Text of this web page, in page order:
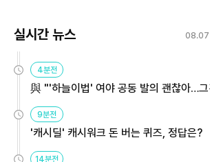
실시간 뉴스 08.07
4분전
與 "'하늘이법' 여야 공동 발의 괜찮아…
9분전
'캐시딜' 캐시워크 돈 버는 퀴즈, 정답은?
14분전